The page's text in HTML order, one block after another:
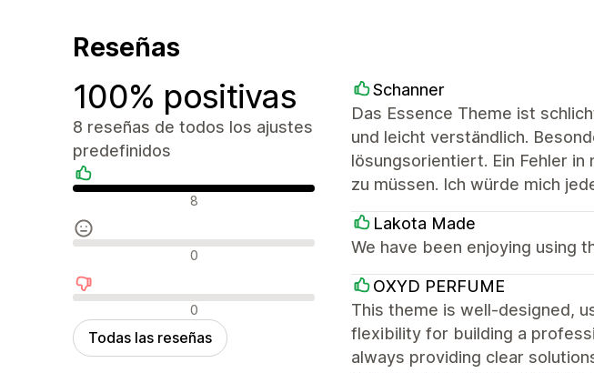
Reseñas
100% positivas
8 reseñas de todos los ajustes
predefinidos
Reseñas positivas8
Reseñas neutras 0
Reseñas negativas
0
Todas las reseñas
Schanner
Das Essence Theme ist
und leicht verständlich.
lösungsorientiert. Ein Fehler
zu müssen. Ich würde mich
Lakota Made
We have been enjoying using
OXYD PERFUME
This theme is well-designed,
flexibility for building a
always providing clear